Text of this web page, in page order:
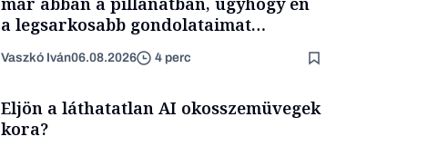
a legsarkosabb gondolataimat
Vaszkó Iván06.08.2026 4 perc
Eljön a láthatatlan AI okosszemüvegek
kora?